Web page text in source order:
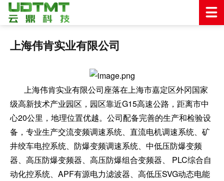
上海伟肯实业有限公司
上海伟肯实业有限公司座落在上海市嘉定区外冈国家
级高新技术产业园区，园区靠近G15高速公路，距离市中
心20公里，地理位置优越。公司配备完善的生产和检验设
备，专业生产交流变频调速系统、直流电机调速系统、矿
井绞车电控系统、防爆变频调速系统、中低压防爆变频
器、高压防爆变频器、高压防爆组合变频器、 PLC综合自
动化控系统、APF有源电力滤波器、高低压SVG动态电能